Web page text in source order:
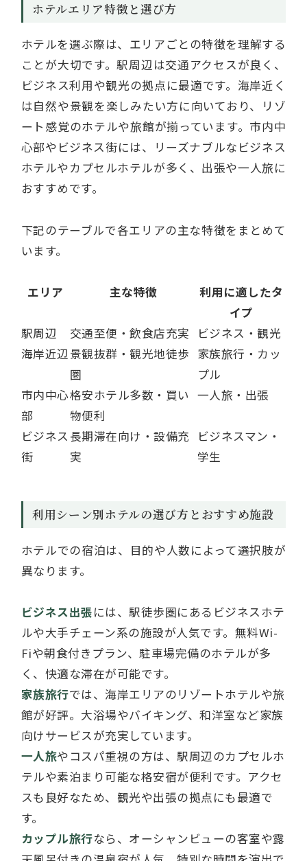
ホテルエリア特徴と選び方
ホテルを選ぶ際は、エリアごとの特徴を理解する
ことが大切です。駅周辺は交通アクセスが良く、
ビジネス利用や観光の拠点に最適です。海岸近く
は自然や景観を楽しみたい方に向いており、リゾ
ート感覚のホテルや旅館が揃っています。市内中
心部やビジネス街には、リーズナブルなビジネス
ホテルやカプセルホテルが多く、出張や一人旅に
おすすめです。
下記のテーブルで各エリアの主な特徴をまとめて
います。
エリア 主な特徴
利用に適したタ
イプ
駅周辺
交通至便・飲食店充実
ビジネス・観光
海岸近辺 景観抜群・観光地徒歩
圏
家族旅行・カッ
プル
市内中心
部
格安ホテル多数・買い
物便利
一人旅・出張
ビジネス
街
長期滞在向け・設備充
実
ビジネスマン・
学生
利用シーン別ホテルの選び方とおすすめ施設
ホテルでの宿泊は、目的や人数によって選択肢が
異なります。
ビジネス出張には、駅徒歩圏にあるビジネスホテ
ルや大手チェーン系の施設が人気です。無料Wi-
Fiや朝食付きプラン、駐車場完備のホテルが多
く、快適な滞在が可能です。
家族旅行では、海岸エリアのリゾートホテルや旅
館が好評。大浴場やバイキング、和洋室など家族
向けサービスが充実しています。
一人旅やコスパ重視の方は、駅周辺のカプセルホ
テルや素泊まり可能な格安宿が便利です。アクセ
スも良好なため、観光や出張の拠点にも最適で
す。
カップル旅行なら、オーシャンビューの客室や露